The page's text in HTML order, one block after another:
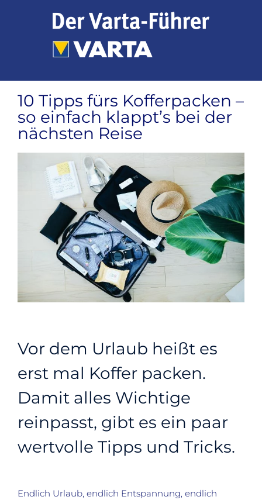
10 Tipps fürs Kofferpacken –
so einfach klappt’s bei der
nächsten Reise
grösseres
Vor dem Urlaub heißt es
erst mal Koffer packen.
Damit alles Wichtige
reinpasst, gibt es ein paar
wertvolle Tipps und Tricks.
Endlich Urlaub, endlich Entspannung, endlich